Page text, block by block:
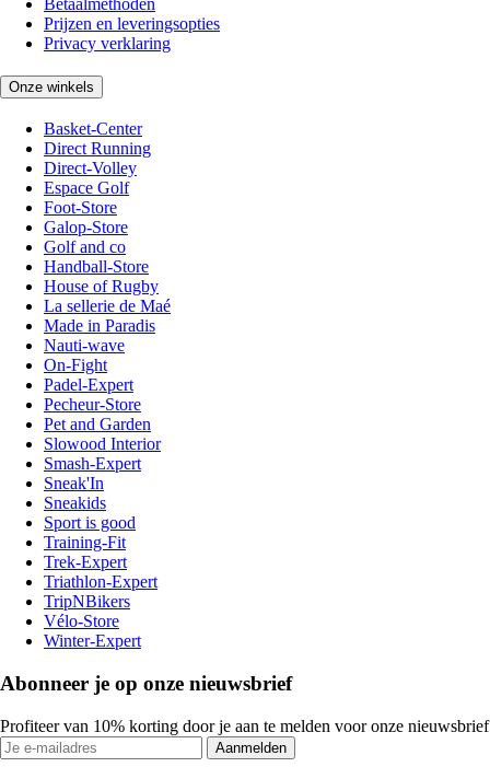
Prijzen en leveringsopties
Privacy verklaring
Onze winkels
Basket-Center
Direct Running
Direct-Volley
Espace Golf
Foot-Store
Galop-Store
Golf and co
Handball-Store
House of Rugby
La sellerie de Maé
Made in Paradis
Nauti-wave
On-Fight
Padel-Expert
Pecheur-Store
Pet and Garden
Slowood Interior
Smash-Expert
Sneak'In
Sneakids
Sport is good
Training-Fit
Trek-Expert
Triathlon-Expert
TripNBikers
Vélo-Store
Winter-Expert
Abonneer je op onze nieuwsbrief
Profiteer van 10% korting door je aan te melden voor onze nieuwsbrief
Aanmelden